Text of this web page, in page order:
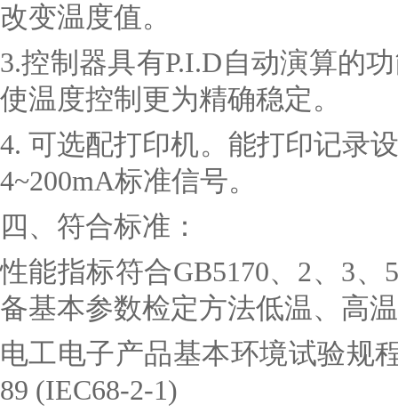
改变温度值。
3.控制器具有P.I.D自动演算的
使温度控制更为精确稳定。
4.可选配打印机。能打印记录
4~200mA标准信号。
四、 符合标准：
性能指标符合GB5170、2、3
备基本参数检定方法低温、高
电工电子产品基本环境试验规
89 (IEC68-2-1)